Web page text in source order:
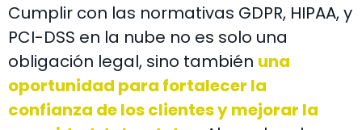
Cumplir con las normativas GDPR, HIPAA, y
PCI-DSS en la nube no es solo una
obligación legal, sino también una
oportunidad para fortalecer la
confianza de los clientes y mejorar la